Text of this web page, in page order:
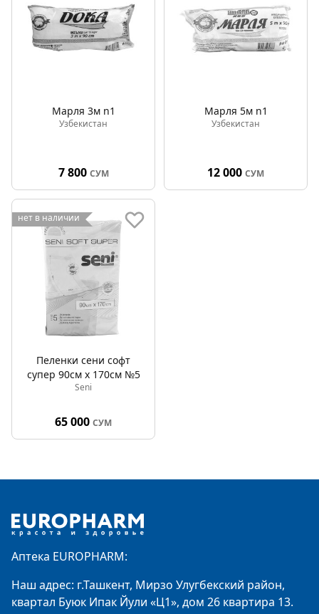
Марля 3м n1
Узбекистан
7 800 СУМ
Марля 5м n1
Узбекистан
12 000 СУМ
нет в наличии
Пеленки сени софт
супер 90см x 170см №5
Seni
65 000 СУМ
Аптека EUROPHARM:
Наш адрес: г.Ташкент, Мирзо Улугбекский район,
квартал Буюк Ипак Йули «Ц1», дом 26 квартира 13.